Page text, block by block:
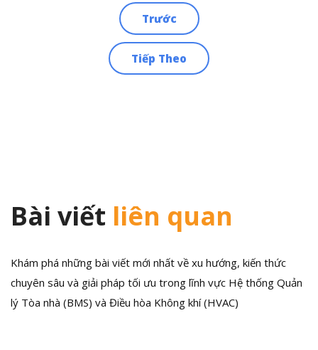
Trước
Tiếp Theo
Bài viết liên quan
Khám phá những bài viết mới nhất về xu hướng, kiến thức
chuyên sâu và giải pháp tối ưu trong lĩnh vực Hệ thống Quản
lý Tòa nhà (BMS) và Điều hòa Không khí (HVAC)